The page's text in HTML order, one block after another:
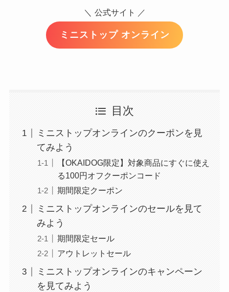
＼ 公式サイト ／
ミニストップ オンライン
目次
ミニストップオンラインのクーポンを見
てみよう
【OKAIDOG限定】対象商品にすぐに使え
る100円オフクーポンコード
期間限定クーポン
ミニストップオンラインのセールを見て
みよう
期間限定セール
アウトレットセール
ミニストップオンラインのキャンペーン
を見てみよう